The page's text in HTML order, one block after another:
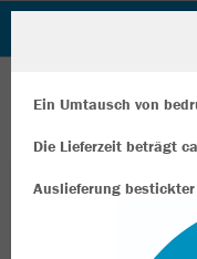
Ein Umtausch von
Die Lieferzeit beträgt
Auslieferung
Wir verwenden
Durch die Analyse
Inhalte anzeigen und